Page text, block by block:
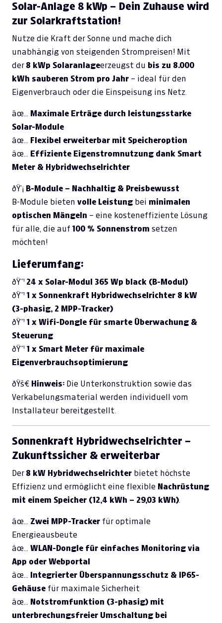
Solar-Anlage 8 kWp – Dein Zuhause wird
zur Solarkraftstation!
Nutze die Kraft der Sonne und mache dich
unabhängig von steigenden Strompreisen! Mit
der 8 kWp Solaranlageerzeugst du bis zu 8.000
kWh sauberen Strom pro Jahr – ideal für den
Eigenverbrauch oder die Einspeisung ins Netz.
âœ…
Maximale Erträge durch leistungsstarke
Solar-Module
âœ… Flexibel erweiterbar mit Speicheroption
âœ…
Effiziente Eigenstromnutzung dank Smart
Meter & Hybridwechselrichter
ðŸ’¡ B-Module – Nachhaltig & Preisbewusst
B-Module bieten volle Leistung bei minimalen
optischen Mängeln – eine kosteneffiziente Lösung
für alle, die auf 100 % Sonnenstrom setzen
möchten!
Lieferumfang:
ðŸ”¹ 24 x Solar-Modul 365 Wp black (B-Modul)
ðŸ”¹ 1 x Sonnenkraft Hybridwechselrichter 8 kW
(3-phasig, 2 MPP-Tracker)
ðŸ”¹ 1 x Wifi-Dongle für smarte Überwachung &
Steuerung
ðŸ”¹ 1 x Smart Meter für maximale
Eigenverbrauchsoptimierung
ðŸš€ Hinweis: Die Unterkonstruktion sowie das
Verkabelungsmaterial werden individuell vom
Installateur bereitgestellt.
Sonnenkraft Hybridwechselrichter –
Zukunftssicher & erweiterbar
Der 8 kW Hybridwechselrichter bietet höchste
Effizienz und ermöglicht eine flexible Nachrüstung
mit einem Speicher (12,4 kWh – 29,03 kWh)
âœ… Zwei MPP-Tracker für optimale
Energieausbeute
âœ… WLAN-Dongle für einfaches Monitoring via
App oder Webportal
âœ…
Integrierter Überspannungsschutz & IP65-
Gehäuse für maximale Sicherheit
âœ…
Notstromfunktion (3-phasig) mit
unterbrechungsfreier Umschaltung bei